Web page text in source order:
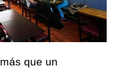
que un